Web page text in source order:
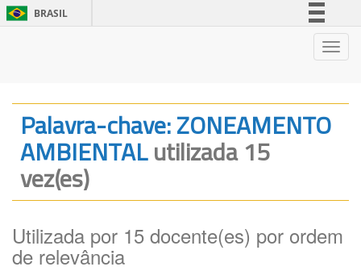
BRASIL
Legislação
Canais
Palavra-chave: ZONEAMENTO
AMBIENTALutilizada 15
vez(es)
Utilizada por 15 docente(es) por ordem
de relevância